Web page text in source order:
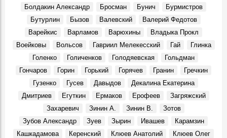
Джанни Родари: «…Полную Волгу счастья!»
События, 2 Августа 1969
Новый Новоульяновск
Места, 3 Августа 1969
7 августа 1969 года. ЦК КПСС.
События, 7 Августа 1969
Василий Андреевич Андреев, в 1969 – 1980 гг. ректор
Ульяновского политехнического института:
Вниманию ульяновцев!
События, 7 Августа 1969
Болдакин Александр
Бросман Бунич
Бурмистров
Бутурлин
Бызов Валевский
Валерий Федотов
Варейкис
Варламов Варюхины
Владыка Прокл
Воейковы
Вольсов Гавриил Мелекесский Гай
Глинка
Голенко
Голиченков Голодяевская
Гольдман
Гончаров
Горин Горький Горячев Гранин
Гречкин
Гузенко
Гусев Давыдов
Декалина Екатерина
Дмитриев
Егуткин Ермаков Ерофеев
Загряжский
Захаревич
Зинин А. Зинин В.
Зотов
Зубов Александр
Зуев Зырин Ивашев
Карамзин
Кашкадамова
Керенский Клюев Анатолий
Клюев Олег